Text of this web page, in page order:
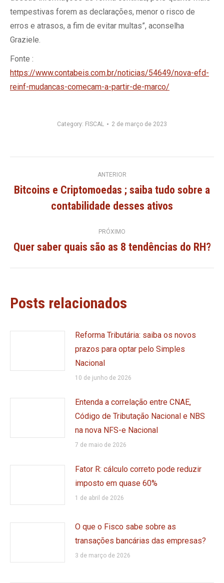
tempestivas forem as declarações, menor o risco de
erros e atrasos, a fim de evitar multas”, aconselha
Graziele.
Fonte :
https://www.contabeis.com.br/noticias/54649/nova-efd-
reinf-mudancas-comecam-a-partir-de-marco/
Category: FISCAL 2 de março de 2023
Navegação
de
ANTERIOR
Post
anterior:
Bitcoins e Criptomoedas ; saiba tudo sobre a
contabilidade desses ativos
PRÓXIMO
Próximo
Quer saber quais são as 8 tendências do RH?
Posts relacionados
Reforma Tributária: saiba os novos
prazos para optar pelo Simples
Nacional
10 de junho de 2026
Entenda a correlação entre CNAE,
Código de Tributação Nacional e NBS
na nova NFS-e Nacional
7 de maio de 2026
Fator R: cálculo correto pode reduzir
imposto em quase 60%
1 de abril de 2026
O que o Fisco sabe sobre as
transações bancárias das empresas?
3 de março de 2026